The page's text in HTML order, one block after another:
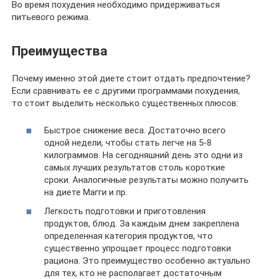
Во время похудения необходимо придерживаться
питьевого режима.
Преимущества
Почему именно этой диете стоит отдать предпочтение?
Если сравнивать ее с другими программами похудения,
то стоит выделить несколько существенных плюсов:
Быстрое снижение веса. Достаточно всего
одной недели, чтобы стать легче на 5-8
килограммов. На сегодняшний день это одни из
самых лучших результатов столь короткие
сроки. Аналогичные результаты можно получить
на диете Магги и пр.
Легкость подготовки и приготовления
продуктов, блюд. За каждым днем закреплена
определенная категория продуктов, что
существенно упрощает процесс подготовки
рациона. Это преимущество особенно актуально
для тех, кто не располагает достаточным